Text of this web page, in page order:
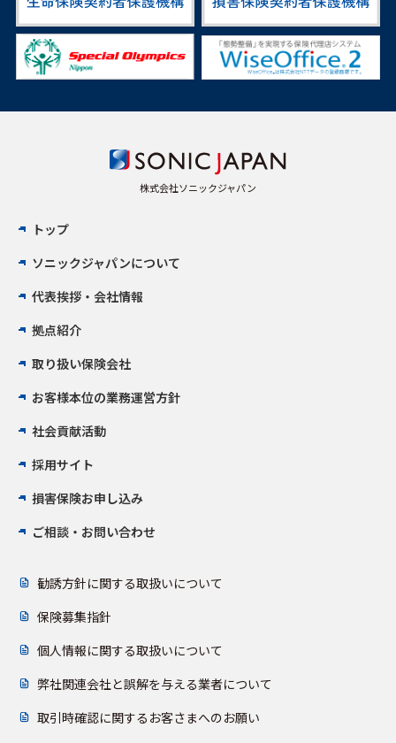
株式会社ソニックジャパン
トップ
ソニックジャパンについて
代表挨拶・会社情報
拠点紹介
取り扱い保険会社
お客様本位の業務運営方針
社会貢献活動
採用サイト
損害保険お申し込み
ご相談・お問い合わせ
勧誘方針に関する取扱いについて
保険募集指針
個人情報に関する取扱いについて
弊社関連会社と誤解を与える業者について
取引時確認に関するお客さまへのお願い